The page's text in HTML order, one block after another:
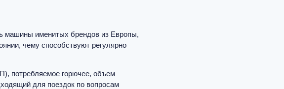
машины именитых брендов из Европы,
чему способствуют регулярно
потребляемое горючее, объем
для поездок по вопросам